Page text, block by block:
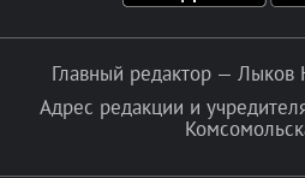
Главный редактор — Лыков
Адрес редакции и